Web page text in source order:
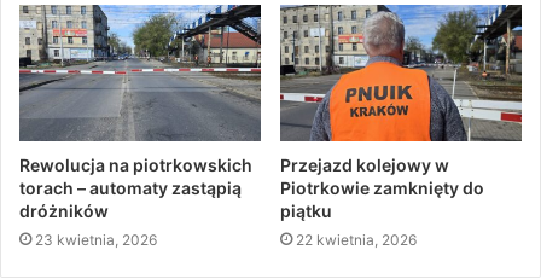
Rewolucja na piotrkowskich
torach – automaty zastąpią
dróżników
23 kwietnia, 2026
Przejazd kolejowy w
Piotrkowie zamknięty do
piątku
22 kwietnia, 2026